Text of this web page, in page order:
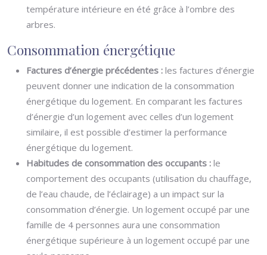
température intérieure en été grâce à l’ombre des
arbres.
Consommation énergétique
Factures d’énergie précédentes : les factures d’énergie
peuvent donner une indication de la consommation
énergétique du logement. En comparant les factures
d’énergie d’un logement avec celles d’un logement
similaire, il est possible d’estimer la performance
énergétique du logement.
Habitudes de consommation des occupants : le
comportement des occupants (utilisation du chauffage,
de l’eau chaude, de l’éclairage) a un impact sur la
consommation d’énergie. Un logement occupé par une
famille de 4 personnes aura une consommation
énergétique supérieure à un logement occupé par une